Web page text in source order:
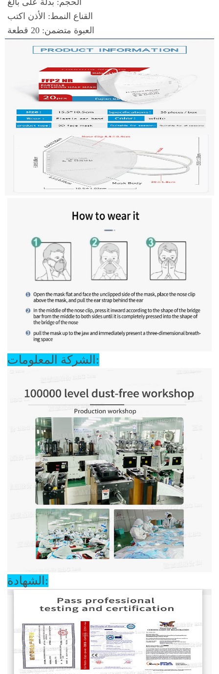
الحجم: بدلة على بالغ
القناع النمط: الأذن اكتب
العبوة متضمن: 20 قطعة
الشركة المعلومات:
الشهادة: